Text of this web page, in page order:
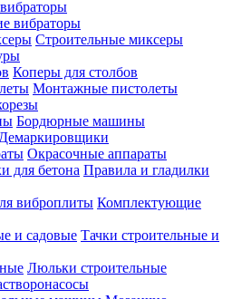
вибраторы
Строительные миксеры
Коперы для столбов
Монтажные пистолеты
Бордюрные машины
Демаркировщики
Окрасочные аппараты
Правила и гладилки
Комплектующие
Тачки строительные и
Люльки строительные